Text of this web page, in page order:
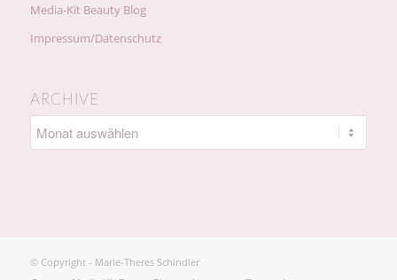
Media-Kit Beauty Blog
Impressum/Datenschutz
ARCHIVE
© Copyright - Marie-Theres Schindler